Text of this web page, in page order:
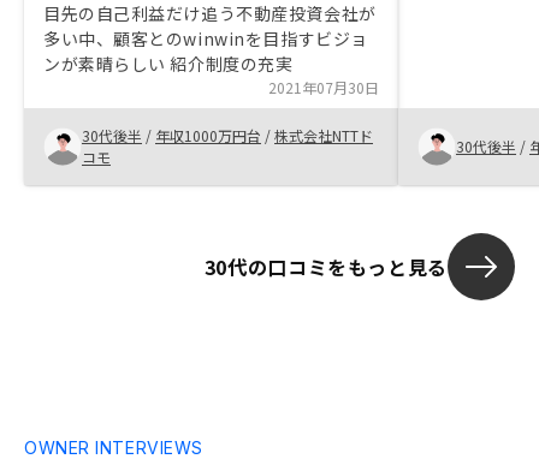
目先の自己利益だけ追う不動産投資会社が
多い中、顧客とのwinwinを目指すビジョ
ンが素晴らしい 紹介制度の充実
2021年07月30日
30代後半 / 年収1000万円台 /株式会社NTTド
コモ
30代後半 /
30代の口コミをもっと見る
OWNER INTERVIEWS